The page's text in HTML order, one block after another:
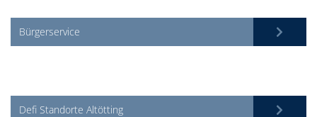
Bürgerservice
Defi Standorte Altötting